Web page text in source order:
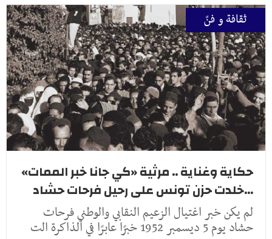
ثقافة و فنّ
حكاية وغناية .. مرثية «كي جانا خبر الممات»
...خلدت حزن تونس على رحيل فرحات حشاد
لم يكن خبر اغتيال الزعيم النقابي والوطني فرحات
حشاد يوم 5 ديسمبر 1952 خبرًا عابرًا في الذاكرة الت